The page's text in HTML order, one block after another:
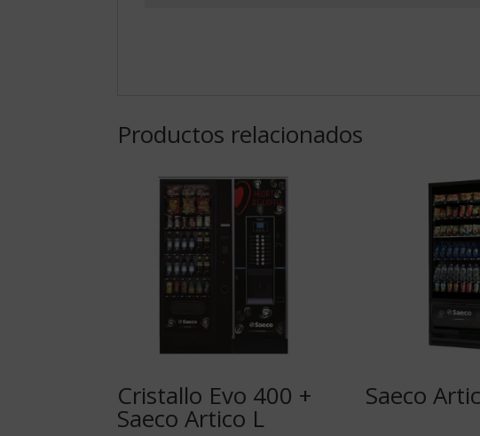
Productos relacionados
Cristallo Evo 400 +
Saeco Artico L
Saeco